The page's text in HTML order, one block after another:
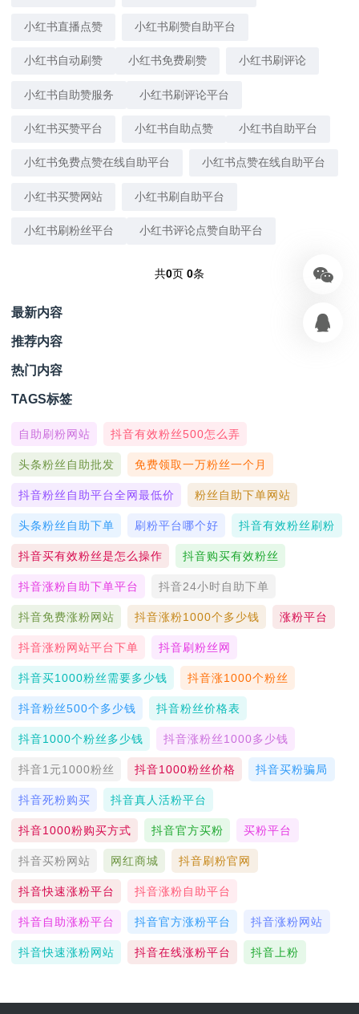
小红书直播点赞 小红书刷赞自助平台
小红书自动刷赞 小红书免费刷赞 小红书刷评论
小红书自助赞服务 小红书刷评论平台
小红书买赞平台 小红书自助点赞 小红书自助平台
小红书免费点赞在线自助平台 小红书点赞在线自助平台
小红书买赞网站 小红书刷自助平台
小红书刷粉丝平台 小红书评论点赞自助平台
共0页 0条
最新内容
推荐内容
热门内容
TAGS标签
自助刷粉网站 抖音有效粉丝500怎么弄
头条粉丝自助批发 免费领取一万粉丝一个月
抖音粉丝自助平台全网最低价 粉丝自助下单网站
头条粉丝自助下单 刷粉平台哪个好 抖音有效粉丝刷粉
抖音买有效粉丝是怎么操作 抖音购买有效粉丝
抖音涨粉自助下单平台 抖音24小时自助下单
抖音免费涨粉网站 抖音涨粉1000个多少钱 涨粉平台
抖音涨粉网站平台下单 抖音刷粉丝网
抖音买1000粉丝需要多少钱 抖音涨1000个粉丝
抖音粉丝500个多少钱 抖音粉丝价格表
抖音1000个粉丝多少钱 抖音涨粉丝1000多少钱
抖音1元1000粉丝 抖音1000粉丝价格 抖音买粉骗局
抖音死粉购买 抖音真人活粉平台
抖音1000粉购买方式 抖音官方买粉 买粉平台
抖音买粉网站 网红商城 抖音刷粉官网
抖音快速涨粉平台 抖音涨粉自助平台
抖音自助涨粉平台 抖音官方涨粉平台 抖音涨粉网站
抖音快速涨粉网站 抖音在线涨粉平台 抖音上粉